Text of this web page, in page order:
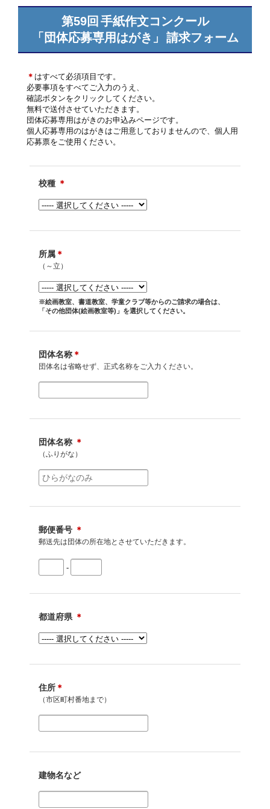
第59回 手紙作文コンクール
「団体応募専用はがき」
請求フォーム
＊ はすべて必須項目です。
必要事項をすべてご入力のうえ、
確認ボタンをクリックしてください。
無料で送付させていただきます。
団体応募専用はがきのお申込みページです。
個人応募専用のはがきはご用意しておりませんので、個人用
応募票をご使用ください。
校種 ＊
所属 ＊
（～立）
※絵画教室、書道教室、学童クラブ等からのご請求の場合は、
「その他団体(絵画教室等)」を選択してください。
団体名称 ＊
団体名は省略せず、正式名称をご入力ください。
団体名称 ＊
（ふりがな）
郵便番号 ＊
郵送先は団体の所在地とさせていただきます。
-
都道府県 ＊
住所 ＊
（市区町村番地まで）
建物名など